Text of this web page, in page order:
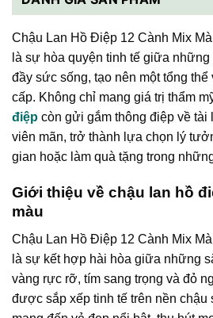
Chậu Lan Hồ Điệp 12 Cành Mix
là sự hòa quyện tinh tế giữa
đầy sức sống, tạo nên một tổng
cấp. Không chỉ mang giá trị thẩm
điệp còn gửi gắm thông điệp về tài
viên mãn, trở thành lựa chọn lý
gian hoặc làm quà tặng trong
Giới thiệu về chậu lan hồ
màu
Chậu Lan Hồ Điệp 12 Cành Mix
là sự kết hợp hài hòa giữa những
vàng rực rỡ, tím sang trọng và đỏ
được sắp xếp tinh tế trên nền chậu